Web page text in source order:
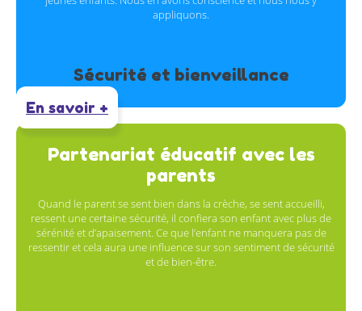
appliquons.
Sécurité et bienveillance
En savoir +
Partenariat éducatif avec les
parents
Quand le parent se sent bien dans la crèche, se sent accueilli,
ressent une certaine sécurité, il confiera son enfant avec plus de
sérénité et d’apaisement. Ce que l’enfant ne manquera pas de
ressentir et cela aura une influence sur son sentiment de sécurité
et de bien-être.